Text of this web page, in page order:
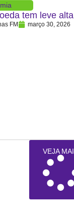
tem leve
FM março 30, 2026
VEJA